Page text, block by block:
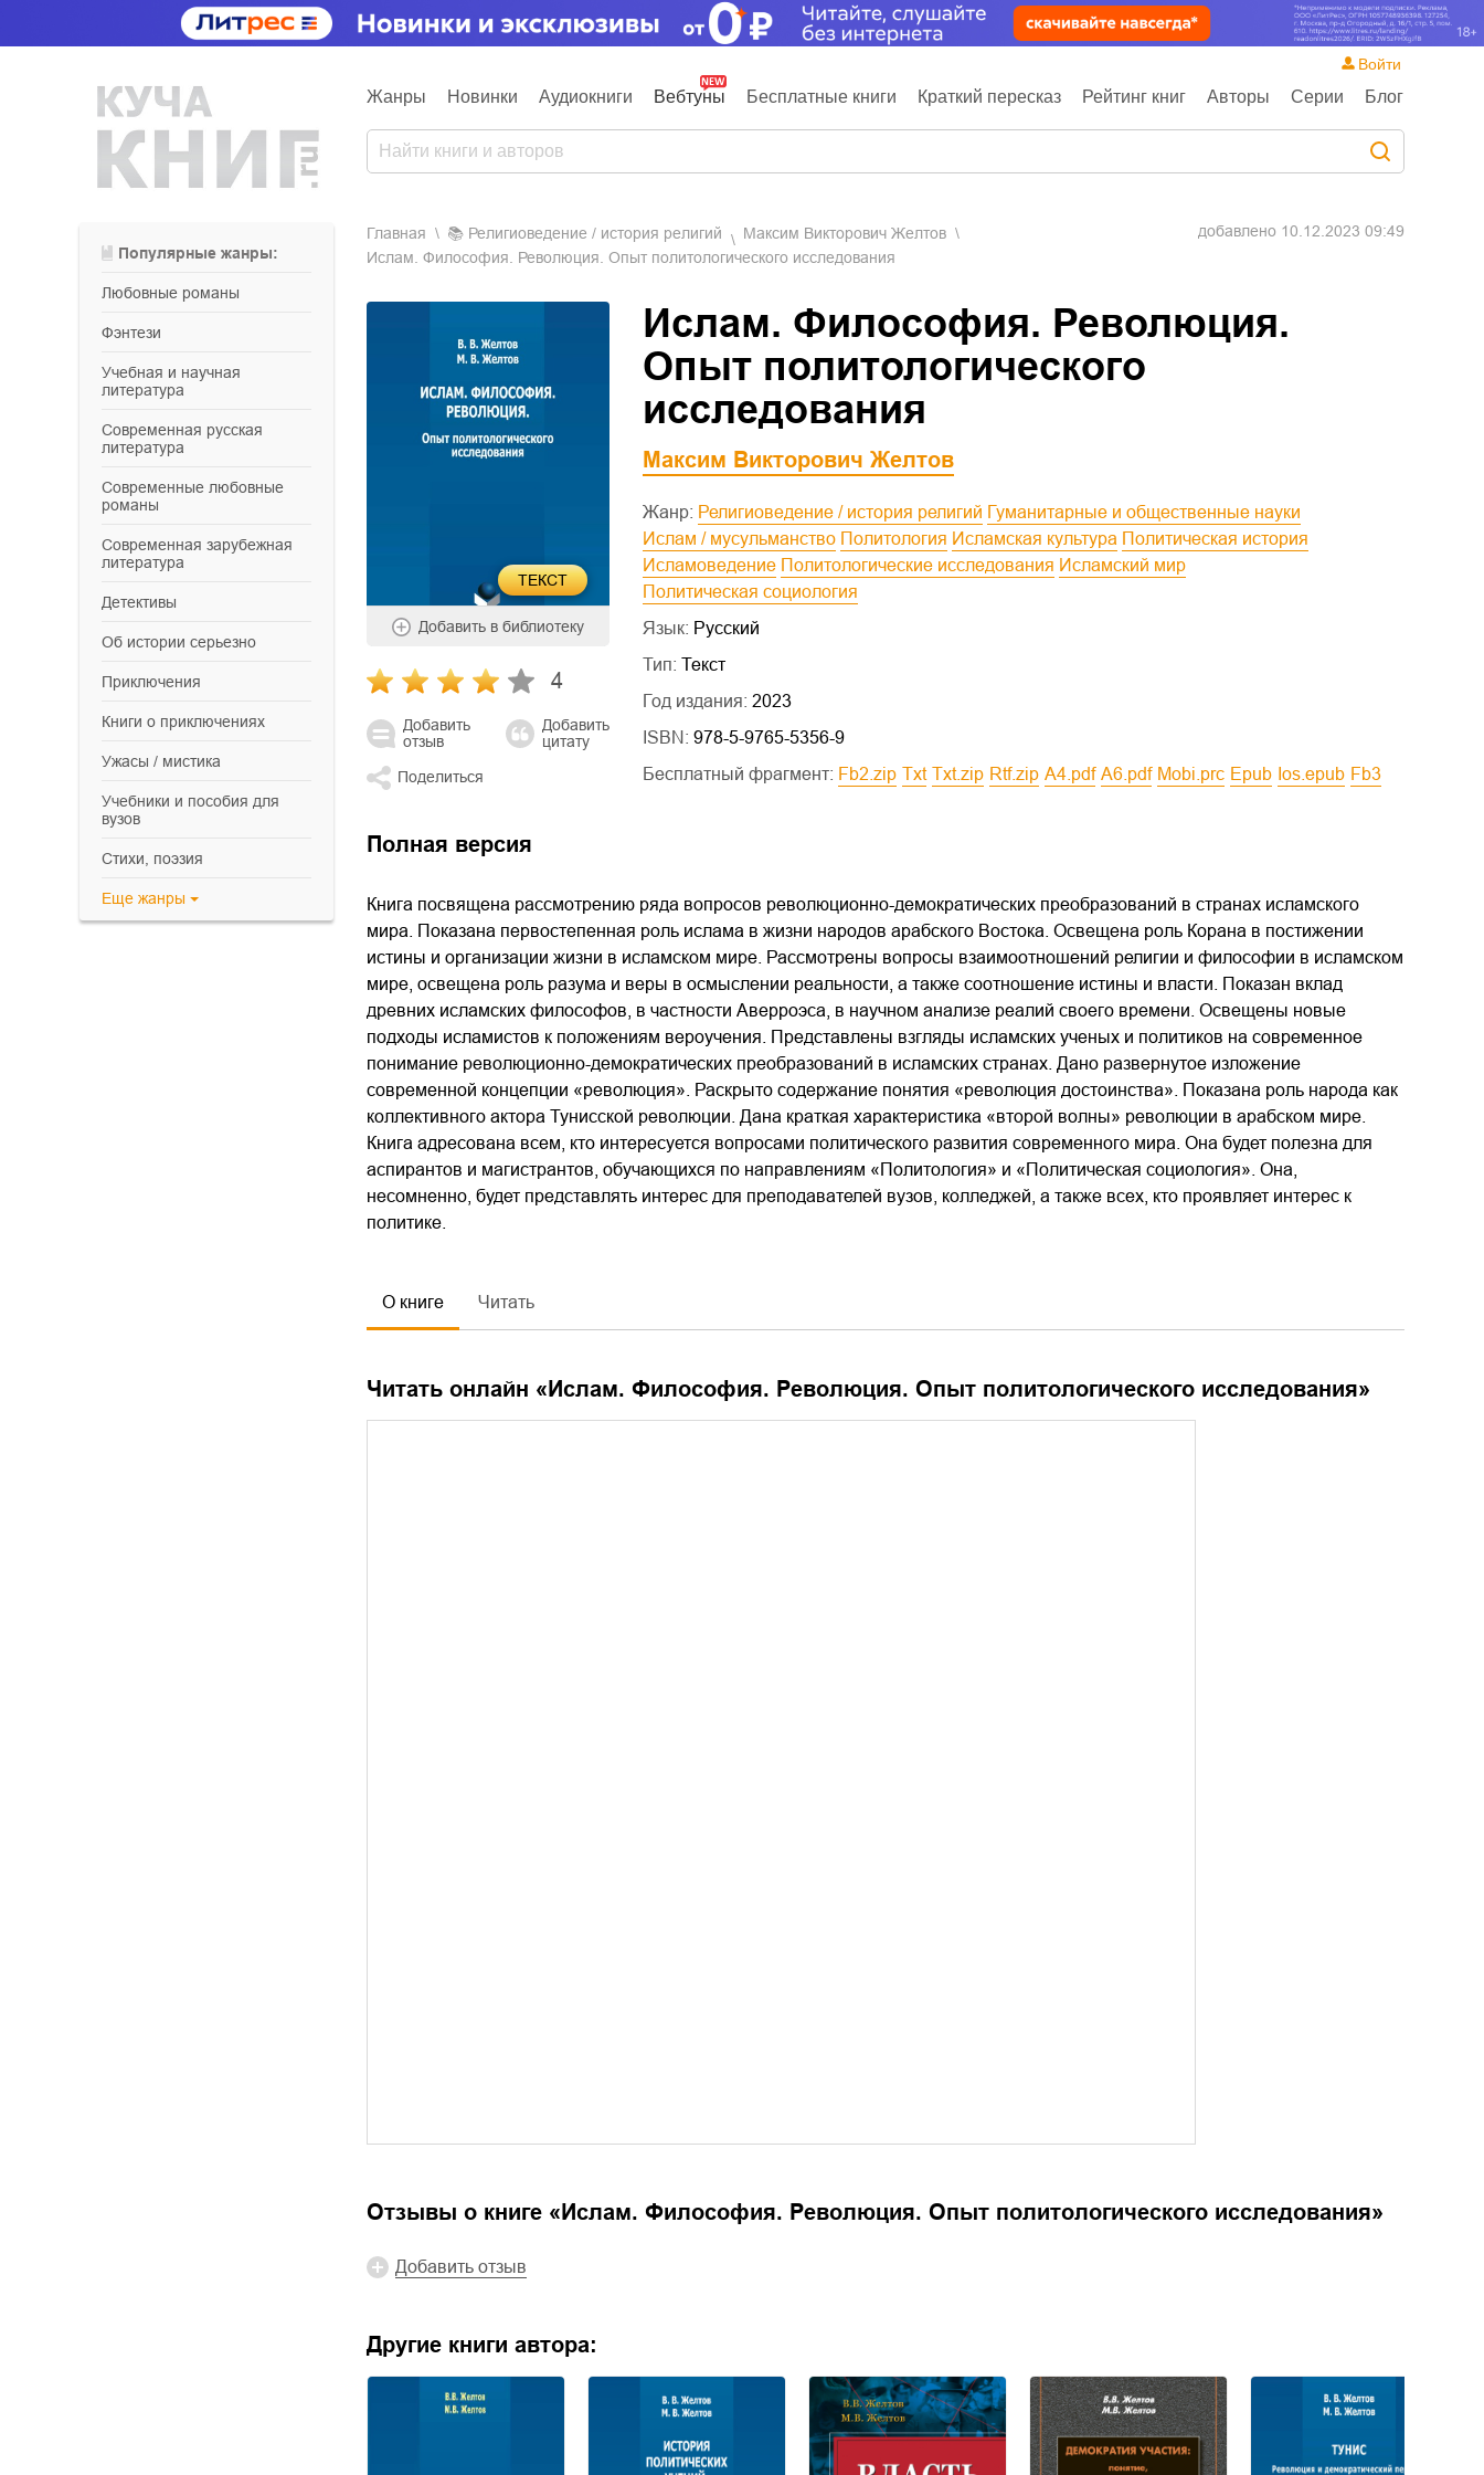
Жанры Новинки Аудиокниги Вебтуны Бесплатные книги Краткий пересказ Рейтинг книг Авторы Серии Блог
Войти
Популярные жанры:
любовные романы
фэнтези
учебная и научная
литература
современная русская
литература
современные любовные
романы
современная зарубежная
литература
детективы
об истории серьезно
приключения
книги о приключениях
ужасы / мистика
учебники и пособия для
вузов
cтихи, поэзия
Еще жанры
Главная 📚 религиоведение / история религий
Максим Викторович Желтов
Ислам. Философия. Революция. Опыт политологического исследования
добавлено 10.12.2023 09:49
ТЕКСТ
Добавить в библиотеку
4
Добавить
отзыв
Добавить
цитату
Поделиться
Ислам. Философия. Революция.
Опыт политологического
исследования
Максим Викторович Желтов
Жанр: Религиоведение / история религий
Гуманитарные и общественные науки
Ислам / мусульманство
Политология Исламская культура
Политическая история
Исламоведение
Политологические исследования
Исламский мир
Политическая социология
Язык: Русский
Тип: Текст
Год издания: 2023
ISBN: 978-5-9765-5356-9
Бесплатный фрагмент:
fb2.zip txt txt.zip rtf.zip a4.pdf a6.pdf mobi.prc epub ios.epub fb3
Полная версия
Книга посвящена рассмотрению ряда вопросов революционно-демократических преобразований в странах исламского
мира. Показана первостепенная роль ислама в жизни народов арабского Востока. Освещена роль Корана в постижении
истины и организации жизни в исламском мире. Рассмотрены вопросы взаимоотношений религии и философии в исламском
мире, освещена роль разума и веры в осмыслении реальности, а также соотношение истины и власти. Показан вклад
древних исламских философов, в частности Аверроэса, в научном анализе реалий своего времени. Освещены новые
подходы исламистов к положениям вероучения. Представлены взгляды исламских ученых и политиков на современное
понимание революционно-демократических преобразований в исламских странах. Дано развернутое изложение
современной концепции «революция». Раскрыто содержание понятия «революция достоинства». Показана роль народа как
коллективного актора Тунисской революции. Дана краткая характеристика «второй волны» революции в арабском мире.
Книга адресована всем, кто интересуется вопросами политического развития современного мира. Она будет полезна для
аспирантов и магистрантов, обучающихся по направлениям «Политология» и «Политическая социология». Она,
несомненно, будет представлять интерес для преподавателей вузов, колледжей, а также всех, кто проявляет интерес к
политике.
О книге Читать
Читать онлайн « Ислам. Философия. Революция. Опыт политологического исследования»
Отзывы о книге « Ислам. Философия. Революция. Опыт политологического исследования»
Добавить отзыв
Другие книги автора: